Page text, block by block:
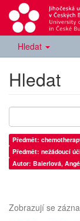
Hledat
Hledat
Předmět:
Předmět: nežádoucí
Autor: Baierlová,
Zobrazují se